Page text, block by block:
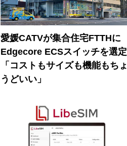
愛媛CATVが集合住宅FTTHに
Edgecore ECSスイッチを選定
「コストもサイズも機能もちょ
うどいい」